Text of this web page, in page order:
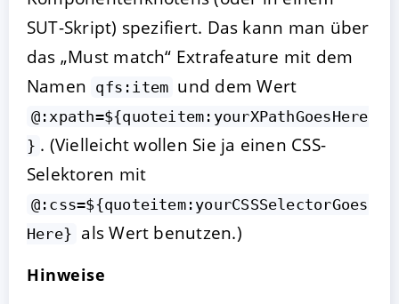
SUT-Skript) spezifiert. Das kann man über
das „Must match“ Extrafeature mit dem
Namen qfs:item und dem Wert
@:xpath=${quoteitem:yourXPathGoesHere
} . (Vielleicht wollen Sie ja einen CSS-
Selektoren mit
@:css=${quoteitem:yourCSSSelectorGoes
Here} als Wert benutzen.)
Hinweise